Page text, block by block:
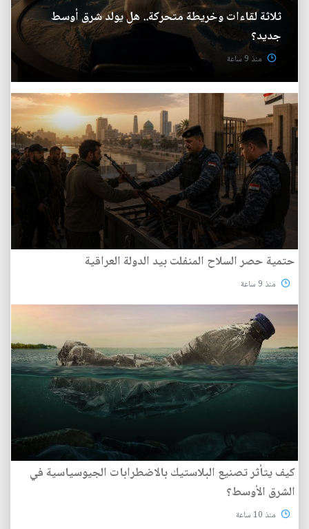
ثلاثة لقاءات وخريطة متحركة.. هل يولد شرق أوسط
جديد؟
منذ 9 ساعة
حتمية حصر السلاح المنفلت بيد الدولة العراقية
منذ 9 ساعة
كيف يتأثر تصنيع البلاستيك بالاضطرابات الجيوسياسية في
الشرق الأوسط؟
منذ 10 ساعة